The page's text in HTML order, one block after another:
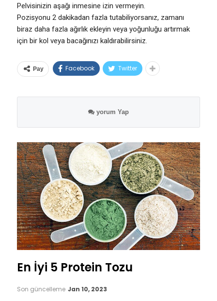
Pelvisinizin aşağı inmesine izin vermeyin.
Pozisyonu 2 dakikadan fazla tutabiliyorsanız, zamanı
biraz daha fazla ağırlık ekleyin veya yoğunluğu artırmak
için bir kol veya bacağınızı kaldırabilirsiniz.
Pay Facebook Twitter
yorum Yap
En İyi 5 Protein Tozu
Son güncelleme Jan 10, 2023